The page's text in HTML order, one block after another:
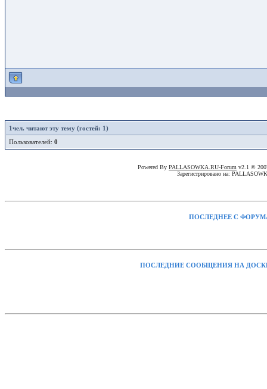
1чел. читают эту тему (гостей: 1)
Пользователей: 0
Powered By PALLASOWKA.RU-Forum v2.1 ©
Зарегистрировано на:
ПОСЛЕДНЕЕ С
ПОСЛЕДНИЕ СООБЩЕНИЯ НА